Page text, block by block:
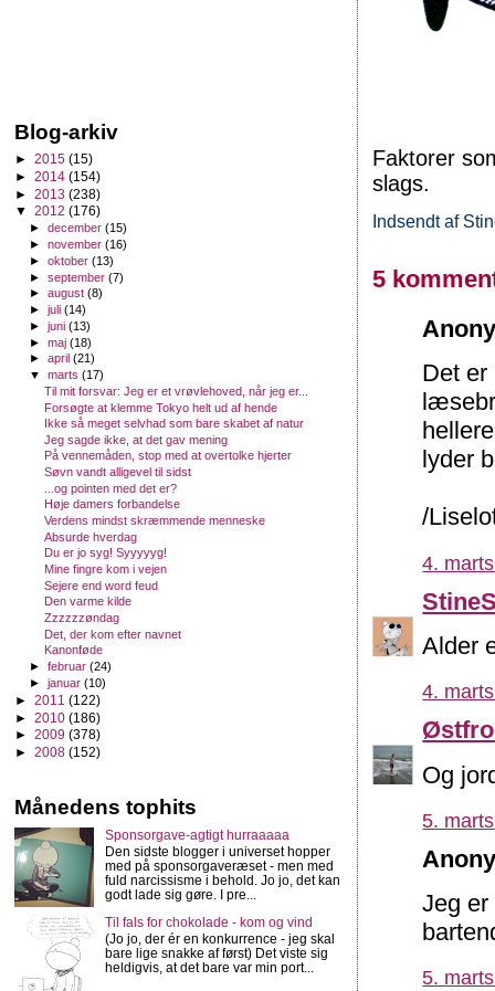
Faktorer
slags.
Indsendt af
5
Det er
lyder
/
4.
Alder
4.
Og
5.
Jeg
5.
Blog-arkiv
► 2015 (15)
► 2014 (154)
► 2013 (238)
▼ 2012 (176)
►december(15)
►november(16)
►oktober(13)
►september(7)
►august(8)
►juli(14)
►juni(13)
►maj(18)
►april(21)
▼marts(17)
Til mit forsvar: Jeg er et vrøvlehoved, når jeg er...
Forsøgte at klemme Tokyo helt ud af hende
Ikke så meget selvhad som bare skabet af natur
Jeg sagde ikke, at det gav mening
På vennemåden, stop med at overtolke hjerter
Søvn vandt alligevel til sidst
...og pointen med det er?
Høje damers forbandelse
Verdens mindst skræmmende menneske
Absurde hverdag
Du er jo syg! Syyyyyg!
Mine fingre kom i vejen
Sejere end word feud
Den varme kilde
Zzzzzzøndag
Det, der kom efter navnet
Kanonføde
►februar(24)
►januar(10)
► 2011 (122)
► 2010 (186)
► 2009 (378)
► 2008 (152)
Månedens tophits
Sponsorgave-agtigt hurraaaaa
Den sidste blogger i universet hopper
med på sponsorgaveræset - men med
fuld narcissisme i behold. Jo jo, det kan
godt lade sig gøre. I pre...
Til fals for chokolade - kom og vind
(Jo jo, der ér en konkurrence - jeg skal
bare lige snakke af først) Det viste sig
heldigvis, at det bare var min port...